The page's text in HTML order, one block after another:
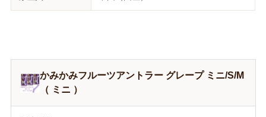
かみかみフルーツアントラー グレープ ミニ/S/M
（ ミニ ）